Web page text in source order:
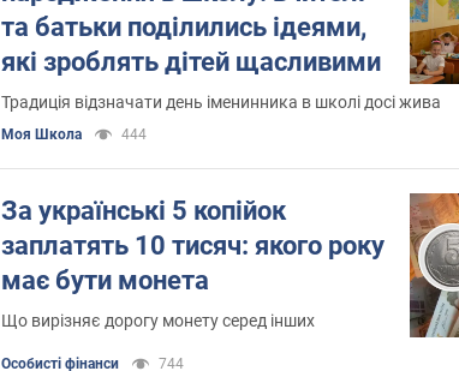
та батьки поділились ідеями,
які зроблять дітей щасливими
Традиція відзначати день іменинника в школі досі жива
Моя Школа 444
За українські 5 копійок
заплатять 10 тисяч: якого року
має бути монета
Що вирізняє дорогу монету серед інших
Особисті фінанси 744